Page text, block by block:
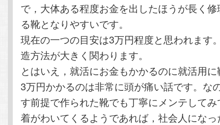
で，大体ある程度お金を出したほうが長く
る靴となりやすいです。
現在の一つの目安は3万円程度と思われます
造方法が大きく関わります。
とはいえ，就活にお金もかかるのに就活用
3万円かかるのは非常に頭が痛い話です。な
す前提で作られた靴でも丁寧にメンテして
着がわいてくるようであれば，社会人にな